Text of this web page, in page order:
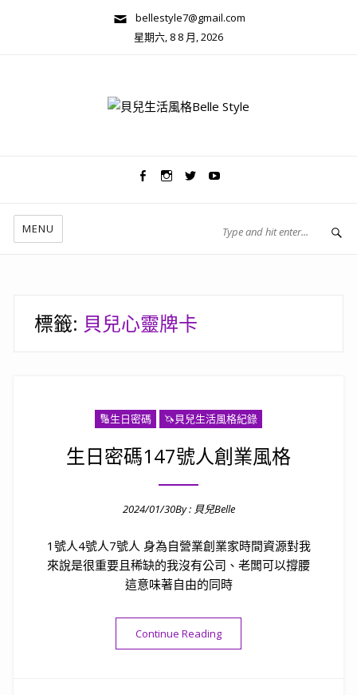
bellestyle7@gmail.com
星期六, 8 8 月, 2026
MENU
標籤: 貝兒心靈牌卡
🔢生日密碼 🦄️貝兒生活風格紀錄
生日密碼147號人創業風格
2024/01/30By : 貝兒Belle
1號人4號人7號人 身為自營業創業家時間資源對我
來說是很重要且稀缺的我沒有公司、老闆可以撐腰
這意味著自由的同時
Continue Reading“生日密碼147號人創業風格”